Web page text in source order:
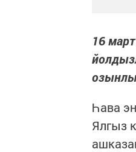
16
Һава
Ялгыз